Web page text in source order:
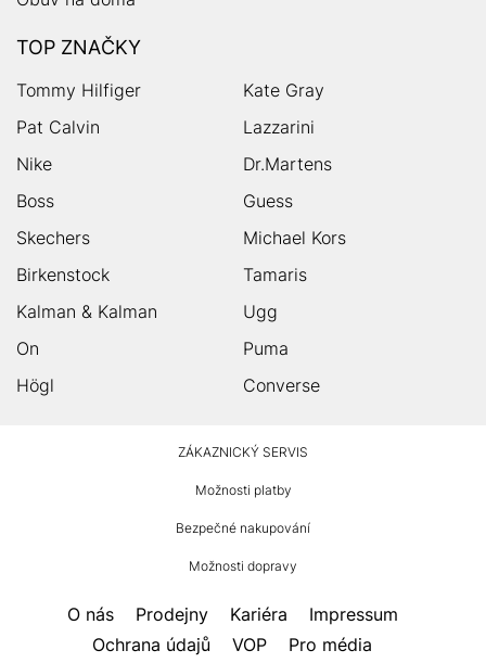
TOP ZNAČKY
Tommy Hilfiger
Kate Gray
Pat Calvin
Lazzarini
Nike
Dr.Martens
Boss
Guess
Skechers
Michael Kors
Birkenstock
Tamaris
Kalman & Kalman
Ugg
On
Puma
Högl
Converse
ZÁKAZNICKÝ SERVIS
Možnosti platby
Bezpečné nakupování
Možnosti dopravy
O nás Prodejny Kariéra
Impressum
Ochrana údajů
VOP Pro média